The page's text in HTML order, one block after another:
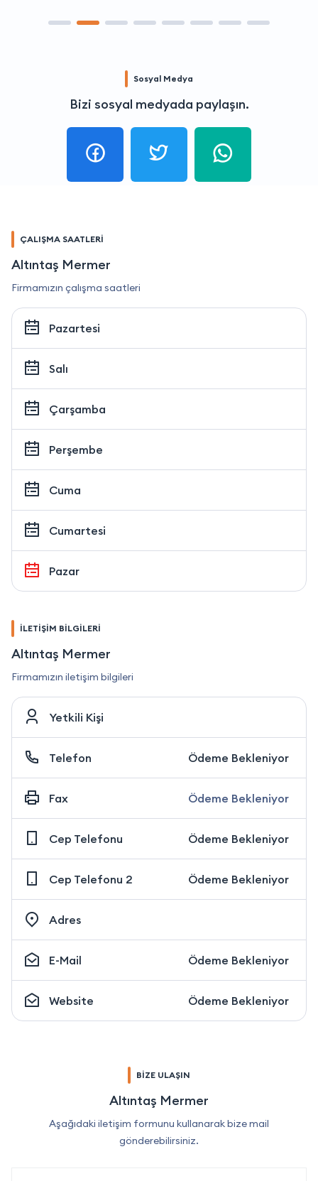
Sosyal Medya
Bizi sosyal medyada paylaşın.
ÇALIŞMA SAATLERİ
Altıntaş Mermer
Firmamızın çalışma saatleri
Pazartesi
Salı
Çarşamba
Perşembe
Cuma
Cumartesi
Pazar
İLETİŞİM BİLGİLERİ
Altıntaş Mermer
Firmamızın iletişim bilgileri
Yetkili Kişi
Telefon Ödeme Bekleniyor
Fax Ödeme Bekleniyor
Cep Telefonu Ödeme Bekleniyor
Cep Telefonu 2 Ödeme Bekleniyor
Adres
E-Mail Ödeme Bekleniyor
Website Ödeme Bekleniyor
BİZE ULAŞIN
Altıntaş Mermer
Aşağıdaki iletişim formunu kullanarak bize mail
gönderebilirsiniz.